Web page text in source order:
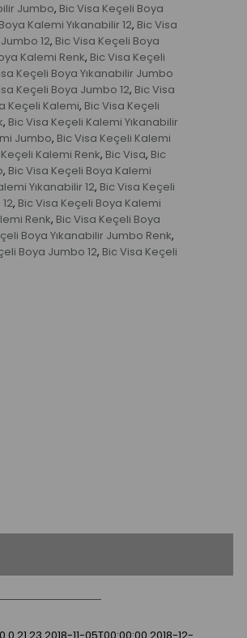
Jumbo, Bic Visa Keçeli Boya
Kalemi Yıkanabilir 12, Bic Visa
12, Bic Visa Keçeli Boya
Kalemi Renk, Bic Visa Keçeli
Keçeli Boya Yıkanabilir Jumbo
Keçeli Boya Jumbo 12, Bic Visa
Keçeli Kalemi, Bic Visa Keçeli
, Bic Visa Keçeli Kalemi Yıkanabilir
Jumbo, Bic Visa Keçeli Kalemi
Kalemi Renk, Bic Visa, Bic
, Bic Visa Keçeli Boya Kalemi
Yıkanabilir 12, Bic Visa Keçeli
, Bic Visa Keçeli Boya Kalemi
Renk, Bic Visa Keçeli Boya
Boya Yıkanabilir Jumbo Renk,
Boya Jumbo 12, Bic Visa Keçeli
0 0 21 23 2018-11-05T00:00:00 2018-12-